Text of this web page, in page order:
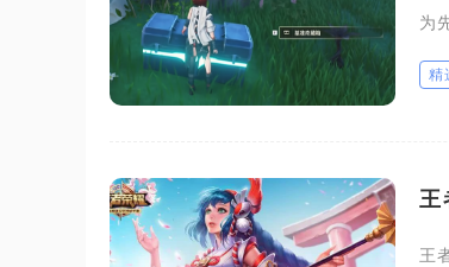
为
可
推
精
王
王